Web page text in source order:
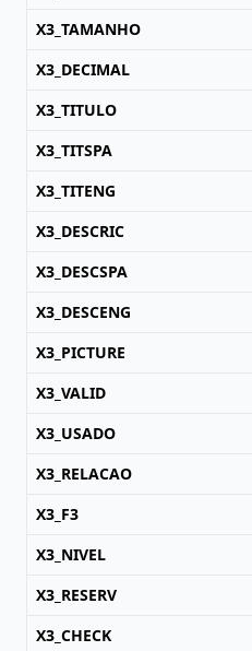
X3_TAMANHO
X3_DECIMAL
X3_TITULO
X3_TITSPA
X3_TITENG
X3_DESCRIC
X3_DESCSPA
X3_DESCENG
X3_PICTURE
X3_VALID
X3_USADO
X3_RELACAO
X3_F3
X3_NIVEL
X3_RESERV
X3_CHECK